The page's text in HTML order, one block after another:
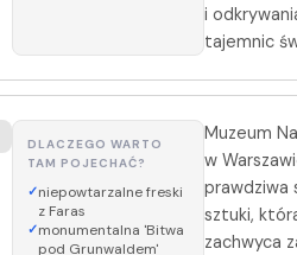
i
tajemnic
DLACZEGO WARTO
TAM POJECHAĆ?
niepowtarzalne freski
z Faras
monumentalna 'Bitwa
pod Grunwaldem'
Muzeum
w
prawdziwa
sztuki,
zachwyca